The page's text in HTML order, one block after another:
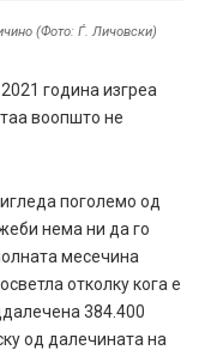
(Фото: Ѓ. Личовски)
година изгреа
воопшто не
поголемо од
нема ни да го
месечина
отколку кога е
384.400
од далечината на